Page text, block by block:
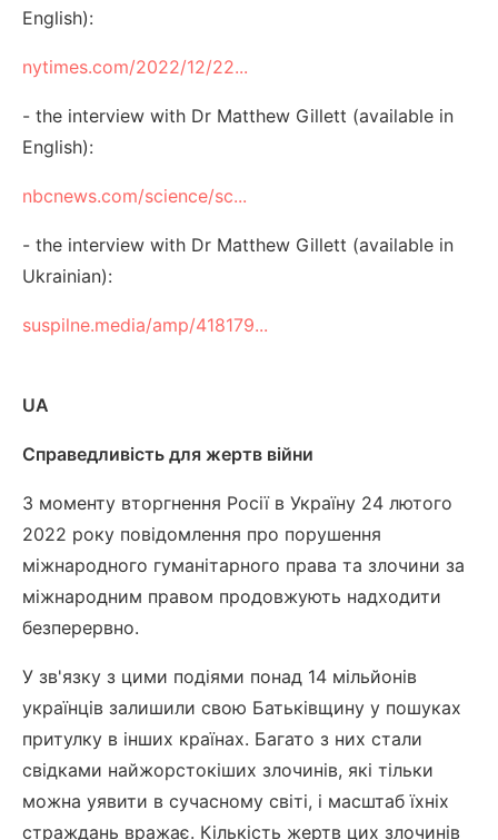
English):
nytimes.com/2022/12/22...
- the interview with Dr Matthew Gillett (available in
English):
nbcnews.com/science/sc...
- the interview with Dr Matthew Gillett (available in
Ukrainian):
suspilne.media/amp/418179...
UA
Справедливість для жертв війни
З моменту вторгнення Росії в Україну 24 лютого
2022 року повідомлення про порушення
міжнародного гуманітарного права та злочини за
міжнародним правом продовжують надходити
безперервно.
У зв'язку з цими подіями понад 14 мільйонів
українців залишили свою Батьківщину у пошуках
притулку в інших країнах. Багато з них стали
свідками найжорстокіших злочинів, які тільки
можна уявити в сучасному світі, і масштаб їхніх
страждань вражає. Кількість жертв цих злочинів